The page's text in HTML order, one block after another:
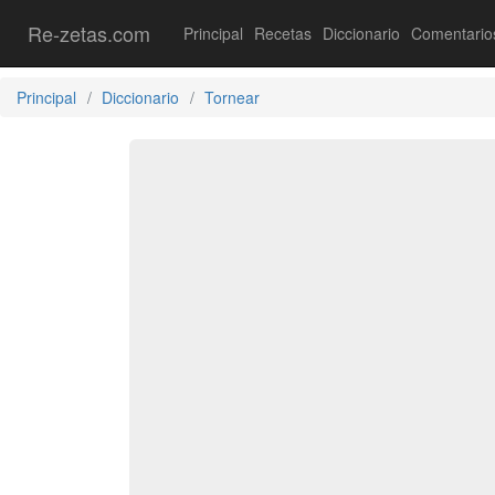
Re-zetas.com Principal Recetas Diccionario
Principal Diccionario Tornear